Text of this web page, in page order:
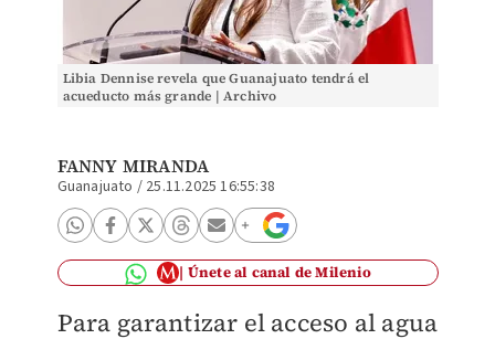
Libia Dennise revela que Guanajuato tendrá el
acueducto más grande | Archivo
FANNY MIRANDA
Guanajuato / 25.11.2025 16:55:38
Únete al canal de Milenio
Para garantizar el acceso al agua